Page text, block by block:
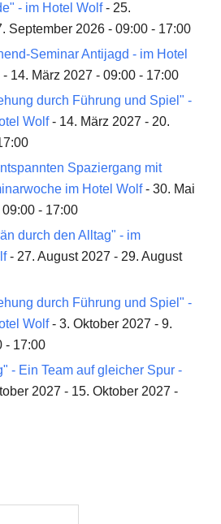
- im Hotel Wolf- 25.
September 2026 - 09:00 - 17:00
Seminar Antijagd - im Hotel
14. März 2027 - 09:00 - 17:00
durch Führung und Spiel" -
Wolf- 14. März 2027 - 20.
Spaziergang mit
im Hotel Wolf- 30. Mai
- 17:00
durch den Alltag" - im
- 27. August 2027 - 29. August
durch Führung und Spiel" -
Wolf- 3. Oktober 2027 - 9.
- 17:00
- Ein Team auf gleicher Spur -
2027 - 15. Oktober 2027 -